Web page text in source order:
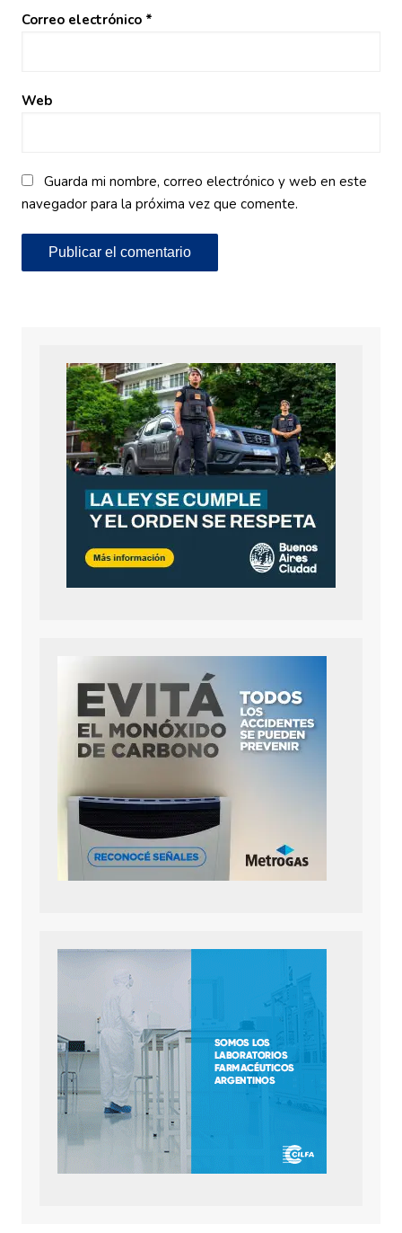
Correo electrónico *
Web
Guarda mi nombre, correo electrónico y web en este
navegador para la próxima vez que comente.